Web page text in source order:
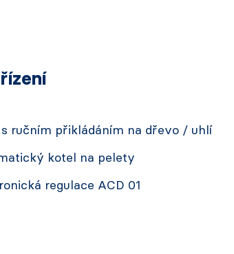
ručním přikládáním na dřevo / uhlí
kotel na pelety
regulace ACD 01